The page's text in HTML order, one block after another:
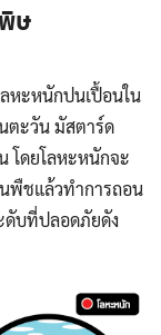
ษ
หะหนักปนเปื้อนใน
ตะวัน มัสตาร์ด
โดยโลหะหนักจะ
พืชแล้วทำการถอน
บที่ปลอดภัยดัง